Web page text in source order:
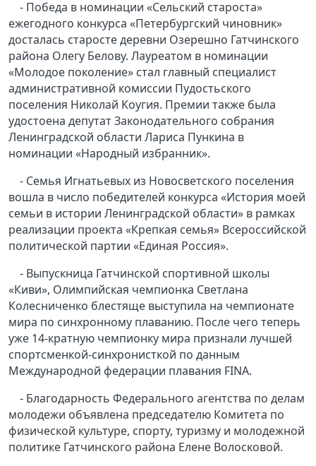
- Победа в номинации «Сельский староста»
ежегодного конкурса «Петербургский чиновник»
досталась старосте деревни Озерешно Гатчинского
района Олегу Белову. Лауреатом в номинации
«Молодое поколение» стал главный специалист
административной комиссии Пудостьского
поселения Николай Коугия. Премии также была
удостоена депутат Законодательного собрания
Ленинградской области Лариса Пункина в
номинации «Народный избранник».
- Семья Игнатьевых из Новосветского поселения
вошла в число победителей конкурса «История моей
семьи в истории Ленинградской области» в рамках
реализации проекта «Крепкая семья» Всероссийской
политической партии «Единая Россия».
- Выпускница Гатчинской спортивной школы
«Киви», Олимпийская чемпионка Светлана
Колесниченко блестяще выступила на чемпионате
мира по синхронному плаванию. После чего теперь
уже 14-кратную чемпионку мира признали лучшей
спортсменкой-синхронисткой по данным
Международной федерации плавания FINA.
- Благодарность Федерального агентства по делам
молодежи объявлена председателю Комитета по
физической культуре, спорту, туризму и молодежной
политике Гатчинского района Елене Волосковой.